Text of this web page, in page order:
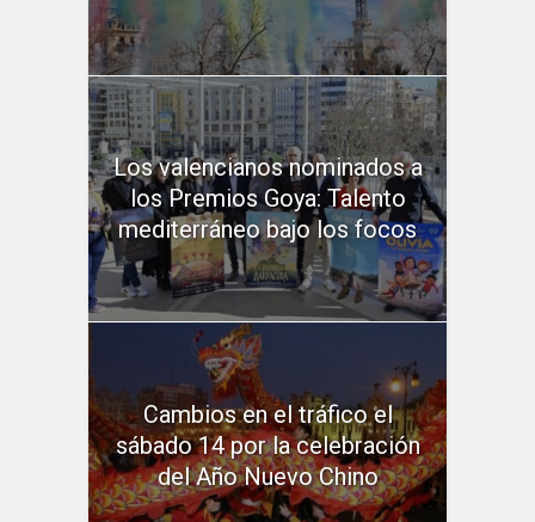
Los valencianos nominados a
los Premios Goya: Talento
mediterráneo bajo los focos
Cambios en el tráfico el
sábado 14 por la celebración
del Año Nuevo Chino